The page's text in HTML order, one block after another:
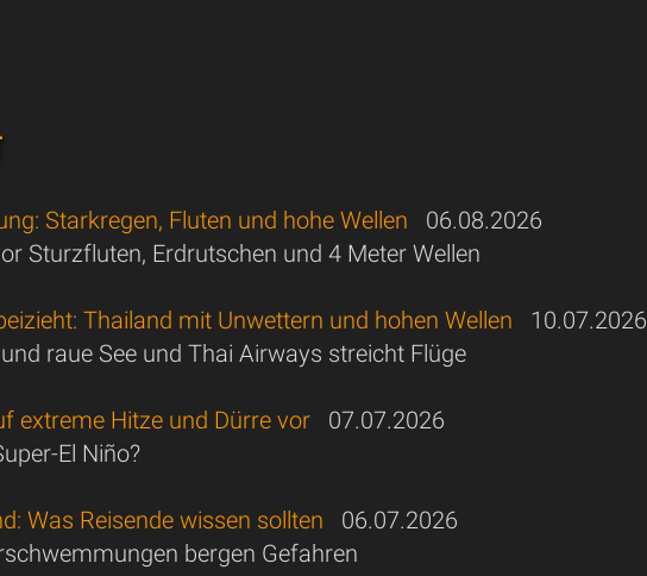
Starkregen, Fluten und hohe Wellen 06.08.2026
Sturzfluten, Erdrutschen und 4 Meter Wellen
Thailand mit Unwettern und hohen Wellen 10.07.2026
raue See und Thai Airways streicht Flüge
extreme Hitze und Dürre vor 07.07.2026
El Niño?
Was Reisende wissen sollten 06.07.2026
bergen Gefahren